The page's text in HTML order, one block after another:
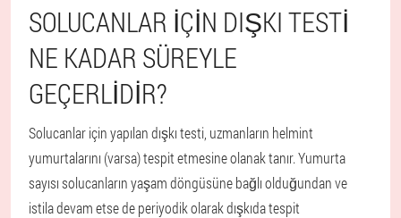
SOLUCANLAR IÇIN DIŞKI TESTI
NE KADAR SÜREYLE
GEÇERLIDIR?
Solucanlar için yapılan dışkı testi, uzmanların helmint
yumurtalarını (varsa) tespit etmesine olanak tanır. Yumurta
sayısı solucanların yaşam döngüsüne bağlı olduğundan ve
istila devam etse de periyodik olarak dışkıda tespit